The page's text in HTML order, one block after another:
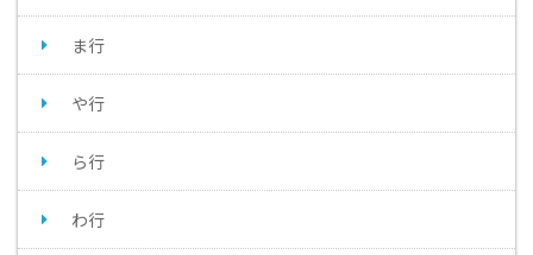
ま行
や行
ら行
わ行